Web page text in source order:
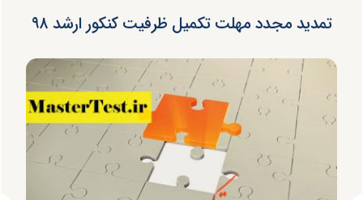
تمدید مجدد مهلت تکمیل ظرفیت کنکور ارشد ۹۸